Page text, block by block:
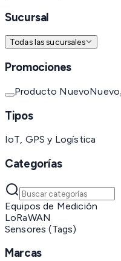
Sucursal
Todas las sucursales
Promociones
Producto NuevoNuevo
Tipos
IoT, GPS y Logística
Categorías
Equipos de Medición
LoRaWAN
Sensores (Tags)
Marcas